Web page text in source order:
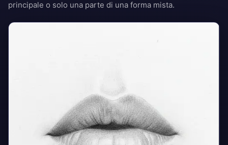
principale o solo una parte di una forma mista.